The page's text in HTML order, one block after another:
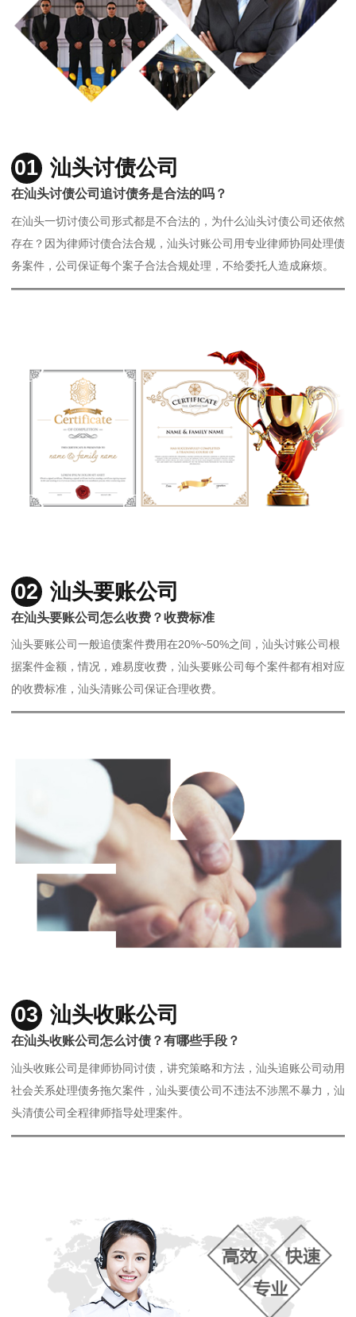
01 汕头讨债公司
在汕头讨债公司追讨债务是合法的吗？
在汕头一切讨债公司形式都是不合法的，为什么汕头讨债公司还依然
存在？因为律师讨债合法合规，汕头讨账公司用专业律师协同处理债
务案件，公司保证每个案子合法合规处理，不给委托人造成麻烦。
02 汕头要账公司
在汕头要账公司怎么收费？收费标准
汕头要账公司一般追债案件费用在20%~50%之间，汕头讨账公司根
据案件金额，情况，难易度收费，汕头要账公司每个案件都有相对应
的收费标准，汕头清账公司保证合理收费。
03 汕头收账公司
在汕头收账公司怎么讨债？有哪些手段？
汕头收账公司是律师协同讨债，讲究策略和方法，汕头追账公司动用
社会关系处理债务拖欠案件，汕头要债公司不违法不涉黑不暴力，汕
头清债公司全程律师指导处理案件。